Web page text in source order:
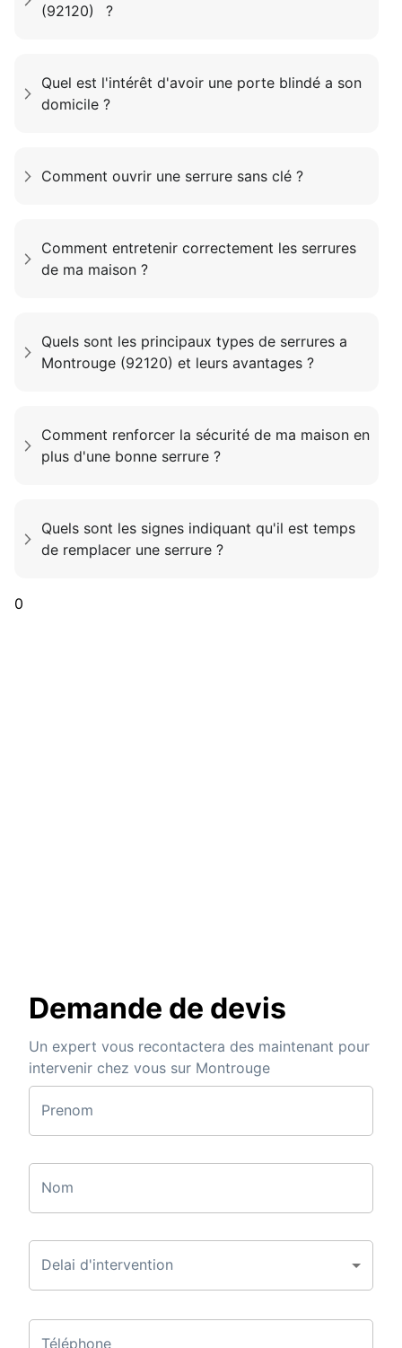
(92120) ?
Quel est l'intérêt d'avoir une porte blindé a son
domicile ?
Comment ouvrir une serrure sans clé ?
Comment entretenir correctement les serrures
de ma maison ?
Quels sont les principaux types de serrures a
Montrouge (92120) et leurs avantages ?
Comment renforcer la sécurité de ma maison en
plus d'une bonne serrure ?
Quels sont les signes indiquant qu'il est temps
de remplacer une serrure ?
0
Demande de devis
Un expert vous recontactera des maintenant pour
intervenir chez vous sur Montrouge
Prenom
Nom
Delai d'intervention
Téléphone